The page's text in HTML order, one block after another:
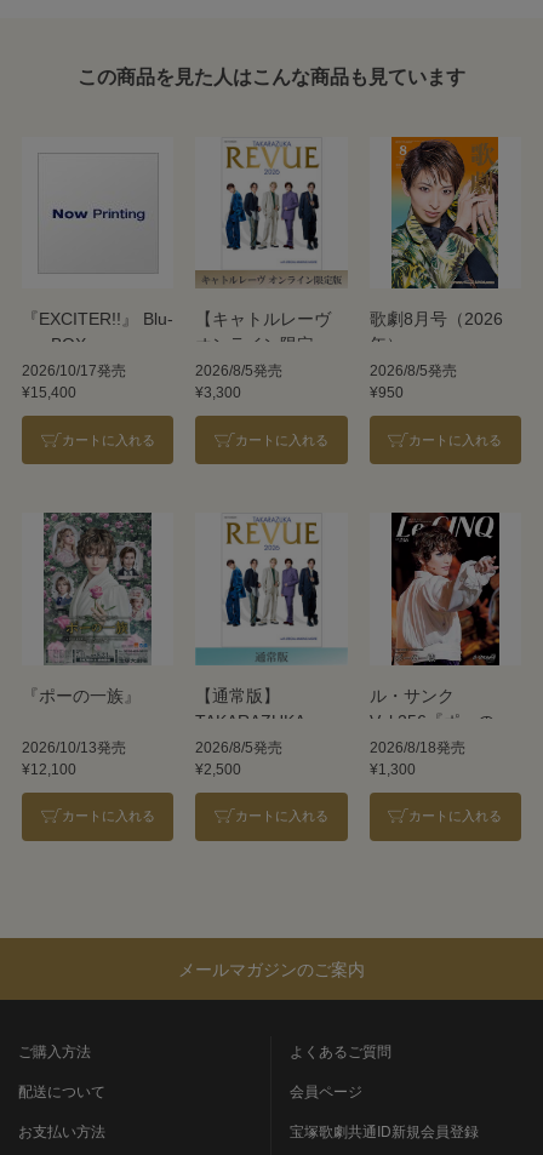
この商品を見た人はこんな商品も見ています
『EXCITER!!』 Blu-
ray BOX
2026/10/17発売
¥15,400
カートに入れる
【キャトルレーヴ
オンライン限定
版】TAKARAZUKA
REVUE 2026
2026/8/5発売
¥3,300
カートに入れる
歌劇8月号（2026
年）
2026/8/5発売
¥950
カートに入れる
『ポーの一族』
2026/10/13発売
¥12,100
カートに入れる
【通常版】
TAKARAZUKA
REVUE 2026
2026/8/5発売
¥2,500
カートに入れる
ル・サンク
Vol.256『ポーの一
族』＜雪組＞
2026/8/18発売
¥1,300
カートに入れる
メールマガジンのご案内
ご購入方法
配送について
お支払い方法
よくあるご質問
会員ページ
宝塚歌劇共通ID新規会員登録